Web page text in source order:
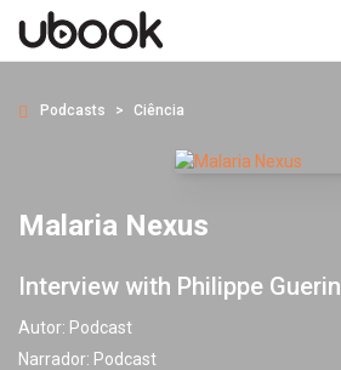
Podcasts Ciência
Malaria Nexus
Interview with Philippe Guerin
Autor: Podcast
Narrador: Podcast